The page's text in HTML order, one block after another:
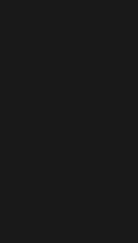
ventana)
ventana)